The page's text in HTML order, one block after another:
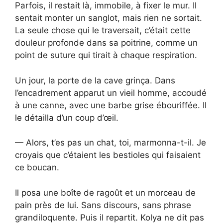
Parfois, il restait là, immobile, à fixer le mur. Il
sentait monter un sanglot, mais rien ne sortait.
La seule chose qui le traversait, c’était cette
douleur profonde dans sa poitrine, comme un
point de suture qui tirait à chaque respiration.
Un jour, la porte de la cave grinça. Dans
l’encadrement apparut un vieil homme, accoudé
à une canne, avec une barbe grise ébouriffée. Il
le détailla d’un coup d’œil.
— Alors, t’es pas un chat, toi, marmonna-t-il. Je
croyais que c’étaient les bestioles qui faisaient
ce boucan.
Il posa une boîte de ragoût et un morceau de
pain près de lui. Sans discours, sans phrase
grandiloquente. Puis il repartit. Kolya ne dit pas